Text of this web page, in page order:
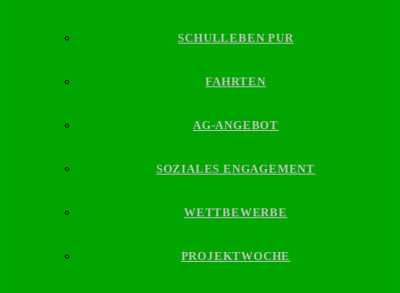
SCHULLEBEN PUR
FAHRTEN
AG-ANGEBOT
SOZIALES ENGAGEMENT
WETTBEWERBE
PROJEKTWOCHE